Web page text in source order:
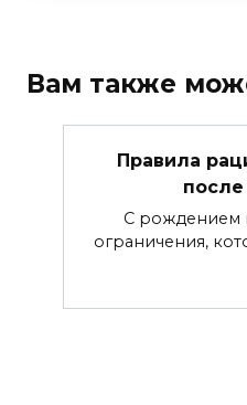
Вам также
Правила
С рождением
ограничения,